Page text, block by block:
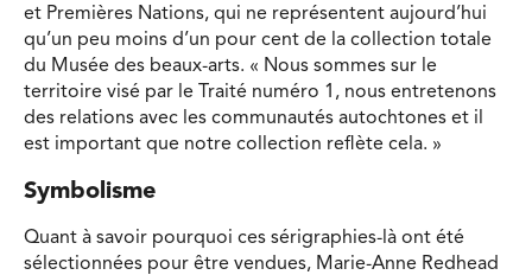
et Premières Nations, qui ne représentent aujourd’hui
qu’un peu moins d’un pour cent de la collection totale
du Musée des beaux-arts. « Nous sommes sur le
territoire visé par le Traité numéro 1, nous entretenons
des relations avec les communautés autochtones et il
est important que notre collection reflète cela. »
Symbolisme
Quant à savoir pourquoi ces sérigraphies-là ont été
sélectionnées pour être vendues, Marie-Anne Redhead